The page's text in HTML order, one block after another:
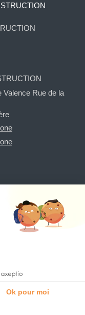
Valence Rue de la
VRD,